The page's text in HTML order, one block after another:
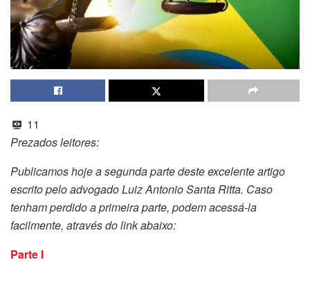
11
Prezados leitores:
Publicamos hoje a segunda parte deste excelente artigo
escrito pelo advogado Luiz Antonio Santa Ritta. Caso
tenham perdido a primeira parte, podem acessá-la
facilmente, através do link abaixo:
Parte I